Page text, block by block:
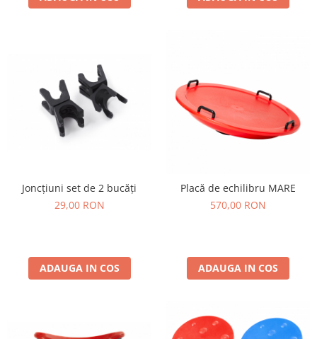
Joncțiuni set de 2 bucăți
29,00 RON
ADAUGA IN COS
Placă de echilibru MARE
570,00 RON
ADAUGA IN COS